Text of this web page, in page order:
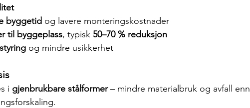
byggetid og lavere monteringskostnader
til byggeplass, typisk 50–70 % reduksjon
og mindre usikkerhet
i gjenbrukbare stålformer – mindre materialbruk og avfall enn